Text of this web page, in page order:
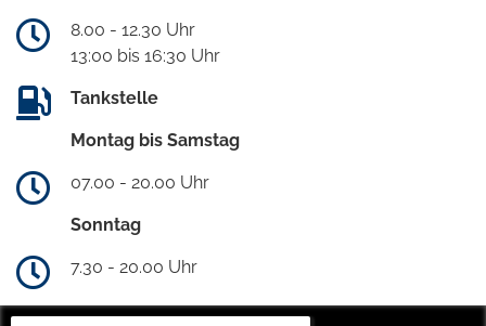
8.00 - 12.30 Uhr
13:00 bis 16:30 Uhr
Tankstelle
Montag bis Samstag
07.00 - 20.00 Uhr
Sonntag
7.30 - 20.00 Uhr